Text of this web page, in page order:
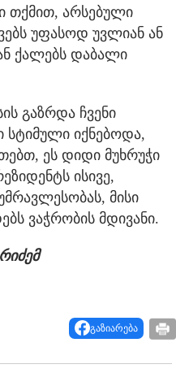
თქმით, არსებული
უფასოდ უვლიან ან
ქალებს დაბალი
გაზრდა ჩვენი
სტიმული იქნებოდა,
ეს დიდი მუხრუჭი
ისივე,
მისი
ვაჭრობის მდივანი.
გაზიარება